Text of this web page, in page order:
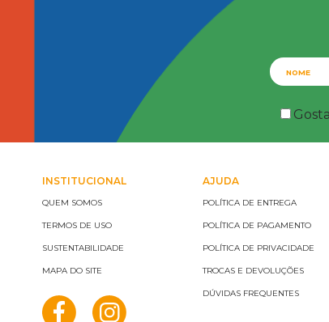
INSTITUCIONAL
QUEM SOMOS
TERMOS DE USO
SUSTENTABILIDADE
MAPA DO SITE
AJUDA
POLÍTICA DE ENTREGA
POLÍTICA DE PAGAMENTO
POLÍTICA DE PRIVACIDADE
TROCAS E DEVOLUÇÕES
DÚVIDAS FREQUENTES